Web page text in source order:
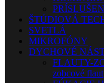
ŠTÚDIOVÁ
SVETLÁ
MIKROFÓNY
DYCHOVÉ
FLAUTY-
zobcové